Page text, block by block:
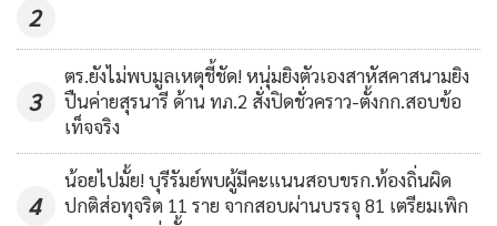
เป็นประธานร่วมกับผู้มีจิตศรัทธาทำบุญตั้งองค์กฐินมาต่อเนื่อง
เป็นปีที่ 5 ตั้งแต่ปี 2554 โดยได้ปัจจัยรวมกว่า 15,613,900 บาท
เพื่อนำปัจจัยร่วมสมทบทุนสร้างพระอุโบสถแบบ 2 ชั้น เน้นการ
ออกแบบที่สวยงาม สามารถใช้เป็นสถานที่ประกอบศาสนกิจ
ปฏิบัติธรรม ตั้งเป้าใช้งบประมาณก่อสร้างรวมกว่า 30 ล้านบาท
ขณะนี้ได้ดำเนินการไปแล้วประมาณ 90 เปอร์เซ็นต์ คาดแล้ว
2
3
ตร.ยังไม่พบมูลเหตุชี้ชัด! หนุ่มยิงตัวเองสาหัสคาสนามยิง
ปืนค่ายสุรนารี ด้าน ทภ.2 สั่งปิดชั่วคราว-ตั้งกก.สอบข้อ
เท็จจริง
4
น้อยไปมั้ย! บุรีรัมย์พบผู้มีคะแนนสอบขรก.ท้องถิ่นผิด
ปกติส่อทุจริต 11 ราย จากสอบผ่านบรรจุ 81 เตรียมเพิก